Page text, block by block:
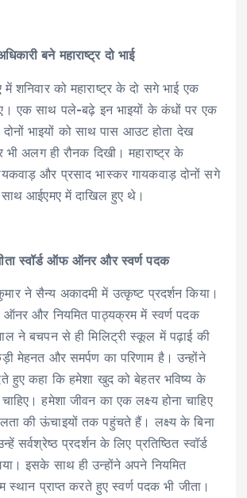
बने महाराष्ट्र दो भाई
शनिवार को महाराष्ट्र के दो सगे भाई एक
एक साथ पले-बढ़े इन भाइयों के कंधों पर एक
भाइयों को साथ पास आउट होता देख
भी अलग ही रौनक दिखी। महाराष्ट्र के
और प्रसाद भास्कर गायकवाड़ दोनों सगे
साथ आईएमए में दाखिल हुए थे।
स्वॉर्ड ऑफ ऑनर और स्वर्ण पदक
ने सैन्य अकादमी में उत्कृष्ट प्रदर्शन किया।
ऑनर और नियमित पाठ्यक्रम में स्वर्ण पदक
ने बचपन से ही मिलिट्री स्कूल में पढ़ाई की
मेहनत और समर्पण का परिणाम है। उन्होंने
हुए कहा कि हमेशा खुद को बेहतर भविष्य के
हमेशा जीवन का एक लक्ष्य होना चाहिए
की ऊंचाइयों तक पहुंचते हैं। लक्ष्य के बिना
सर्वश्रेष्ठ प्रदर्शन के लिए प्रतिष्ठित स्वॉर्ड
इसके साथ ही उन्होंने अपने नियमित
स्थान प्राप्त करते हुए स्वर्ण पदक भी जीता।